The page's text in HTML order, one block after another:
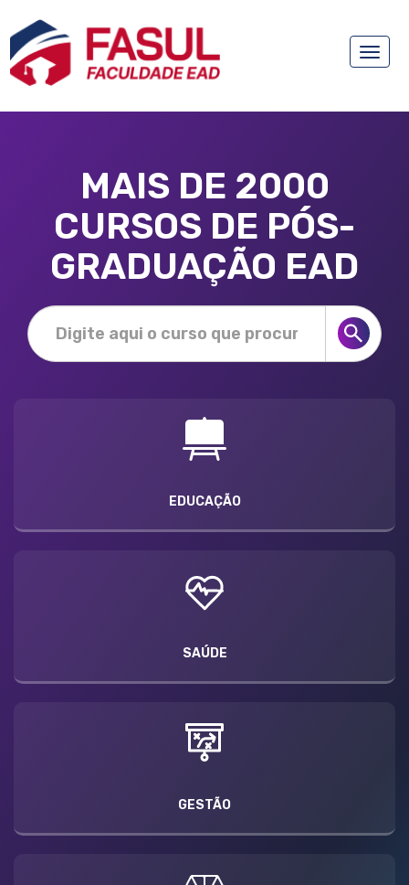
Toggle
MAIS DE 2000
CURSOS DE PÓS-
GRADUAÇÃO EAD
EDUCAÇÃO
SAÚDE
GESTÃO